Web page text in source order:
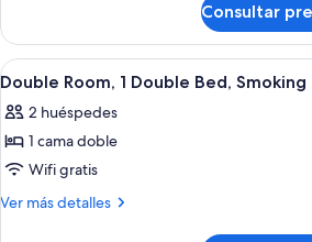
Double
Bed,
Non
Smoking
Room,
Double
Non
Smoking
Consultar
Abrir
todas
las
fotos
de
Double
7
Double Room, 1 Double Bed, Smoking
2 huéspedes
1 cama doble
Wifi gratis
Ver más detalles
Más